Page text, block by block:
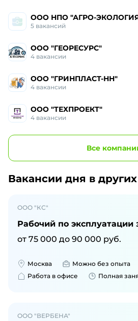
ООО НПО "АГРО-
5 вакансий
ООО "ГЕОРЕСУРС"
4 вакансии
ООО "ГРИНПЛАСТ-НН"
4 вакансии
ООО "ТЕХПРОЕКТ"
4 вакансии
Все
Вакансии дня в
ООО "КС"
Рабочий по эксплуатации
от 75 000 до 90 000 руб.
Москва
Можно без опыта
Работа в офисе
Полная
ООО "ВЕРБЕНА"